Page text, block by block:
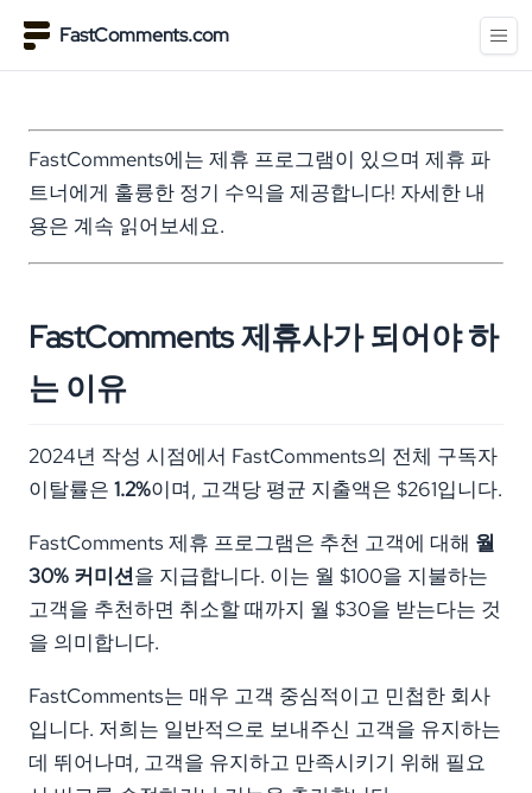
FastComments.com
FastComments에는 제휴 프로그램이 있으며 제휴 파
트너에게 훌륭한 정기 수익을 제공합니다! 자세한 내
용은 계속 읽어보세요.
FastComments 제휴사가 되어야 하
는 이유
2024년 작성 시점에서 FastComments의 전체 구독자
이탈률은 1.2%이며, 고객당 평균 지출액은 $261입니다.
FastComments 제휴 프로그램은 추천 고객에 대해 월
30% 커미션을 지급합니다. 이는 월 $100을 지불하는
고객을 추천하면 취소할 때까지 월 $30을 받는다는 것
을 의미합니다.
FastComments는 매우 고객 중심적이고 민첩한 회사
입니다. 저희는 일반적으로 보내주신 고객을 유지하는
데 뛰어나며, 고객을 유지하고 만족시키기 위해 필요